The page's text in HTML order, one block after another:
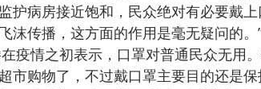
护病房接近饱和，民众绝对有必要戴
沫传播，这方面的作用是毫无疑问的。
疫情之初表示，口罩对普通民众无用
市购物了，不过戴口罩主要目的还是保